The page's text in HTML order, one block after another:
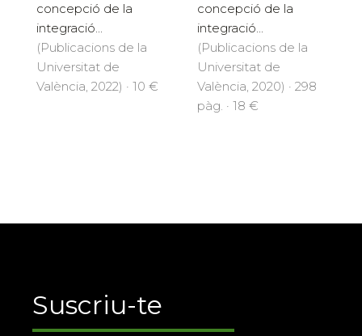
concepció de la
integració...
(Publicacions de la
Universitat de
València, 2022) · 10 €
concepció de la
integració...
(Publicacions de la
Universitat de
València, 2020) · 298
pàg. · 18 €
Suscriu-te